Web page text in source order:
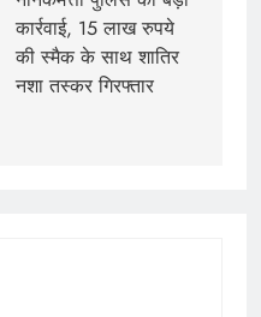
कार्रवाई, 15 लाख रुपये
की स्मैक के साथ शातिर
नशा तस्कर गिरफ्तार